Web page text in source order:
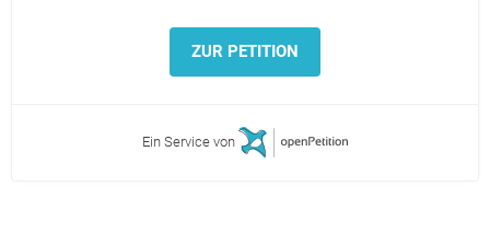
ZUR PETITION
Ein Service von